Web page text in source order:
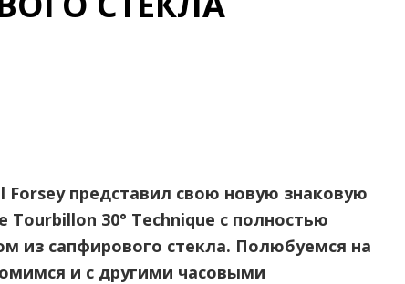
Forsey представил свою новую знаковую
Tourbillon 30° Technique с полностью
из сапфирового стекла. Полюбуемся на
и с другими часовыми